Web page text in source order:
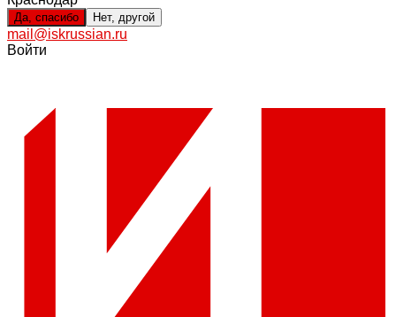
Да, спасибо Нет, другой
mail@iskrussian.ru
Войти